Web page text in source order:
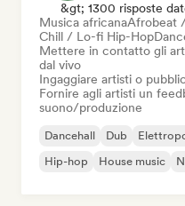
&gt; 1300 risposte
Musica africanaAfrobeat
Chill / Lo-fi Hip-Hop
Mettere in contatto gli
dal vivo
Ingaggiare artisti o
Fornire agli artisti un
suono/produzione
Dancehall Dub
Hip-hop
House music